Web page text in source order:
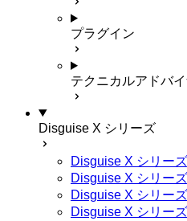
プラグイン
テクニカルアドバイ
Disguise X シリーズ
Disguise X シリー
Disguise X シリー
Disguise X シリー
Disguise X シリー